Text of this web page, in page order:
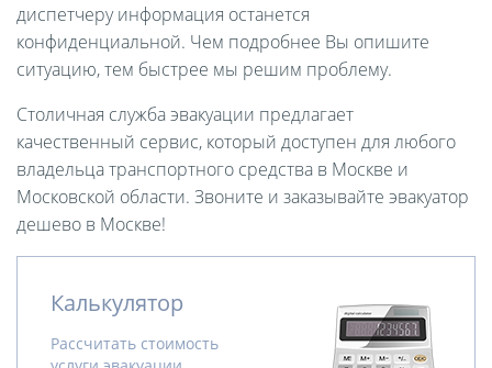
диспетчеру информация останется
конфиденциальной. Чем подробнее Вы опишите
ситуацию, тем быстрее мы решим проблему.
Столичная служба эвакуации предлагает
качественный сервис, который доступен для любого
владельца транспортного средства в Москве и
Московской области. Звоните и заказывайте эвакуатор
дешево в Москве!
Калькулятор
Рассчитать стоимость